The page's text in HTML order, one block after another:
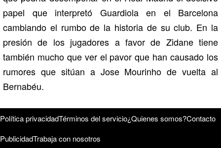
papel que interpretó Guardiola en el Barcelona
cambiando el rumbo de la historia de su club. En la
presión de los jugadores a favor de Zidane tiene
también mucho que ver el pavor que han causado los
rumores que sitúan a Jose Mourinho de vuelta al
Bernabéu.
Política privacidadTérminos del servicio¿Quienes somos?Contacto
PublicidadTrabaja con nosotros